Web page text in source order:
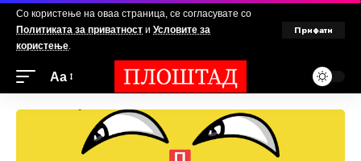
Со користење на оваа страница, се согласувате со
Политиката за приватност и Условите за
користење.
Прифати
Аа